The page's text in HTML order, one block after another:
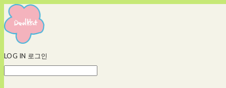
LOG IN 로그인